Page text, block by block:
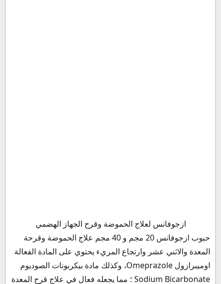
مكونات كبسولات ازجوفانس والمادة الفعالة
أزجوفانس صيدلي
آلية عمل أزجوفانس كبسول
دواعي استخدام عقار ازجوفانس أقراص
فوائد ازجوفانس كبسول
ازجوفانس لعلاج الحموضة وقرح الجهاز الهضمي
حبوب ازجوفانس 20 مجم و 40 مجم علاج الحموضة وقرحة
المعدة والاثني عشر وارتجاع المريء يحتوي على المادة الفعالة
اوميبرازول Omeprazole، وكذلك مادة بيكربونات الصوديوم
Sodium Bicarbonate ؛ مما يجعله فعال في علاج قرح المعدة